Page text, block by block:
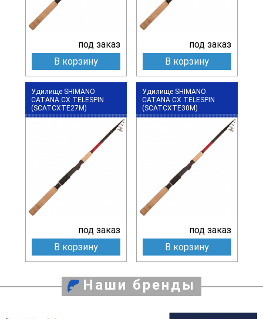
под заказ
В корзину
под заказ
В корзину
Удилище SHIMANO
CATANA CX TELESPIN
(SCATCXTE27M)
под заказ
В корзину
Удилище SHIMANO
CATANA CX TELESPIN
(SCATCXTE30M)
под заказ
В корзину
Наши бренды